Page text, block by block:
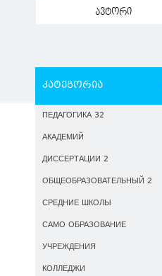
ავტორი
კატეგორია
ПЕДАГОГИКА 32
АКАДЕМИЙ
ДИССЕРТАЦИИ 2
ОБЩЕОБРАЗОВАТЕЛЬНЫЙ 2
СРЕДНИЕ ШКОЛЫ
САМО ОБРАЗОВАНИЕ
УЧРЕЖДЕНИЯ
КОЛЛЕДЖИ